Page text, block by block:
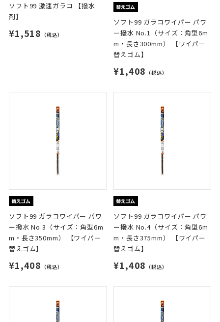
ソフト99 激速ガラコ 【撥水
剤】
¥1,518 （税込）
ソフト99 ガラコワイパー パワ
ー撥水 No.1（サイズ：角型6m
m・長さ300mm） 【ワイパー
替えゴム】
¥1,408 （税込）
ソフト99 ガラコワイパー パワ
ー撥水 No.3（サイズ：角型6m
m・長さ350mm） 【ワイパー
替えゴム】
¥1,408 （税込）
ソフト99 ガラコワイパー パワ
ー撥水 No.4（サイズ：角型6m
m・長さ375mm） 【ワイパー
替えゴム】
¥1,408 （税込）